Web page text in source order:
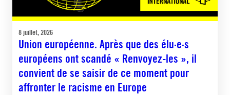
8 juillet, 2026
Union européenne. Après que des élu·e·s
européens ont scandé « Renvoyez-les », il
convient de se saisir de ce moment pour
affronter le racisme en Europe